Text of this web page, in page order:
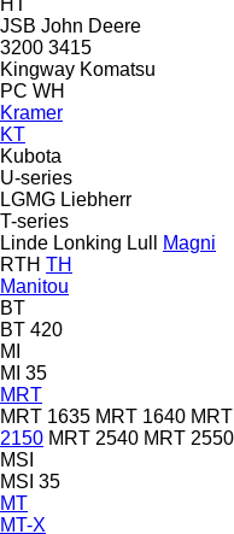
JSB John Deere
3200 3415
Kingway Komatsu
PC WH
Kramer
KT
Kubota
U-series
LGMG Liebherr
T-series
Linde Lonking Lull
Magni
RTH TH
Manitou
BT
BT 420
MI
MI 35
MRT
MRT 1635 MRT 1640
2150 MRT 2540 MRT 2550
MSI
MSI 35
MT
MT-X